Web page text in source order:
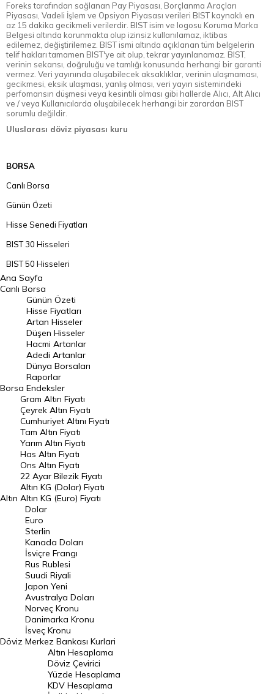
Foreks tarafından sağlanan Pay Piyasası, Borçlanma Araçları
Piyasası, Vadeli İşlem ve Opsiyon Piyasası verileri BIST kaynaklı en
az 15 dakika gecikmeli verilerdir. BIST isim ve logosu Koruma Marka
Belgesi altında korunmakta olup izinsiz kullanılamaz, iktibas
edilemez, değiştirilemez. BIST ismi altında açıklanan tüm belgelerin
telif hakları tamamen BIST'ye ait olup, tekrar yayınlanamaz. BIST,
verinin sekansı, doğruluğu ve tamlığı konusunda herhangi bir garanti
vermez. Veri yayınında oluşabilecek aksaklıklar, verinin ulaşmaması,
gecikmesi, eksik ulaşması, yanlış olması, veri yayın sistemindeki
perfomansın düşmesi veya kesintili olması gibi hallerde Alıcı, Alt Alıcı
ve / veya Kullanıcılarda oluşabilecek herhangi bir zarardan BIST
sorumlu değildir.
Uluslarası döviz piyasası kuru
BORSA
Canlı Borsa
Günün Özeti
Hisse Senedi Fiyatları
BIST 30 Hisseleri
BIST 50 Hisseleri
BIST 100 Hisseleri
En Çok Artan Hisseler
En Çok Düşen Hisseler
Hacmi Artanlar
Geçmiş Kapanışlar
Dünya Borsaları
Raporlar
Endeksler
DÖVİZ
Döviz Kuru
Dolar Kuru
Euro Kuru
Pound Kuru
Frank Kuru
Riyal Kuru
Avustralya Doları
Danimarka Kronu Kuru
Kanada Doları Kuru
Norveç Kronu Kuru
İsveç Kronu Kuru
Japon Yeni Kuru
Ana Sayfa
Canlı Borsa
Borsa
Günün Özeti
Hisse Fiyatları
Artan Hisseler
Düşen Hisseler
Hacmi Artanlar
Adedi Artanlar
Dünya Borsaları
Raporlar
Endeksler
Altın
Gram Altın Fiyatı
Çeyrek Altın Fiyatı
Cumhuriyet Altını Fiyatı
Tam Altın Fiyatı
Yarım Altın Fiyatı
Has Altın Fiyatı
Ons Altın Fiyatı
22 Ayar Bilezik Fiyatı
Altın KG (Dolar) Fiyatı
Altın KG (Euro) Fiyatı
Döviz
Dolar
Euro
Sterlin
Kanada Doları
İsviçre Frangı
Rus Rublesi
Suudi Riyali
Japon Yeni
Avustralya Doları
Norveç Kronu
Danimarka Kronu
İsveç Kronu
Merkez Bankası Kurlari
Altın Hesaplama
Döviz Çevirici
Yüzde Hesaplama
KDV Hesaplama